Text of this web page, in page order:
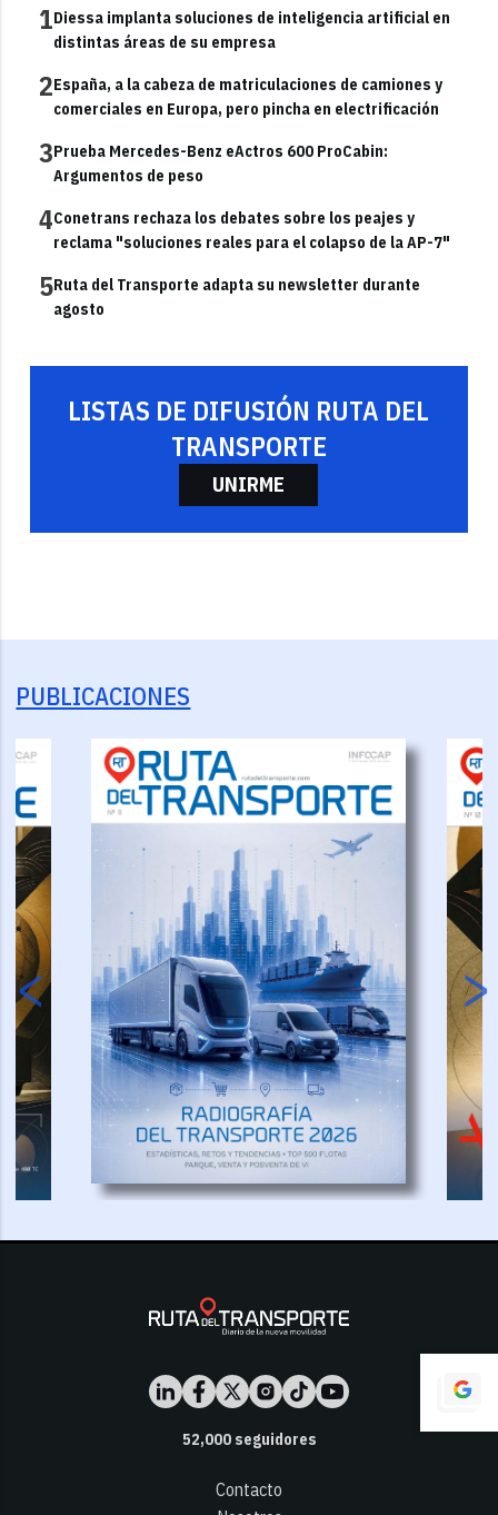
1Diessa implanta soluciones de inteligencia artificial en
distintas áreas de su empresa
2España, a la cabeza de matriculaciones de camiones y
comerciales en Europa, pero pincha en electrificación
3Prueba Mercedes-Benz eActros 600 ProCabin:
Argumentos de peso
4Conetrans rechaza los debates sobre los peajes y
reclama "soluciones reales para el colapso de la AP-7"
5Ruta del Transporte adapta su newsletter durante
agosto
LISTAS DE DIFUSIÓN RUTA DEL
TRANSPORTE
UNIRME
PUBLICACIONES
52,000seguidores
Contacto